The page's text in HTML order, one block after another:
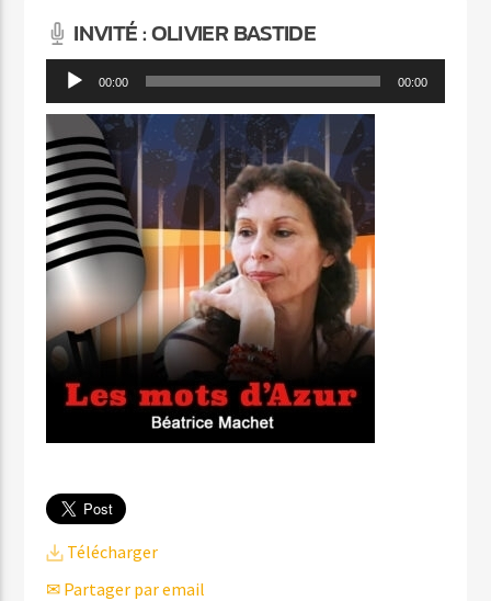
INVITÉ : OLIVIER BASTIDE
Lecteur 00:00 00:00
Télécharger
✉ Partager par email